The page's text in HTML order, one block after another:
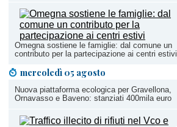
Omegna sostiene le famiglie: dal comune un
contributo per la partecipazione ai centri estivi
mercoledì 05 agosto
Nuova piattaforma ecologica per Gravellona,
Ornavasso e Baveno: stanziati 400mila euro